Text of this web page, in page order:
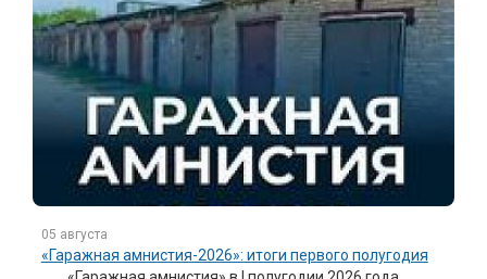
05 августа
«Гаражная амнистия-2026»: итоги первого полугодия